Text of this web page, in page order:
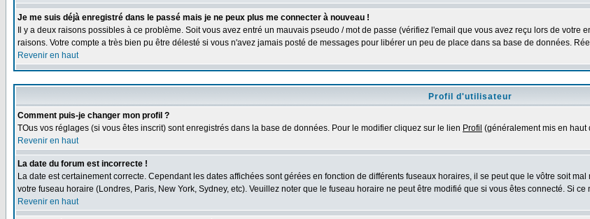
Je me suis déjà enregistré dans le passé mais je ne peux plus me connecter à nouveau !
Il y a deux raisons possibles à ce problème. Soit vous avez entré un mauvais pseudo / mot de passe (vérifiez l'email que vous avez reçu lors de
raisons. Votre compte a très bien pu être délesté si vous n'avez jamais posté de messages pour libérer un peu de place dans sa base de données.
Revenir en haut
Profil d'utilisateur
Comment puis-je changer mon profil ?
TOus vos réglages (si vous êtes inscrit) sont enregistrés dans la base de données. Pour le modifier cliquez sur le lien Profil (généralement mis en haut
Revenir en haut
La date du forum est incorrecte !
La date est certainement correcte. Cependant les dates affichées sont gérées en fonction de différents fuseaux horaires, il se peut que le vôtre soit
votre fuseau horaire (Londres, Paris, New York, Sydney, etc). Veuillez noter que le fuseau horaire ne peut être modifié que si vous êtes connecté. Si
Revenir en haut